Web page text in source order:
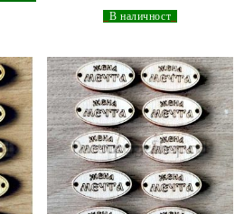
В наличност